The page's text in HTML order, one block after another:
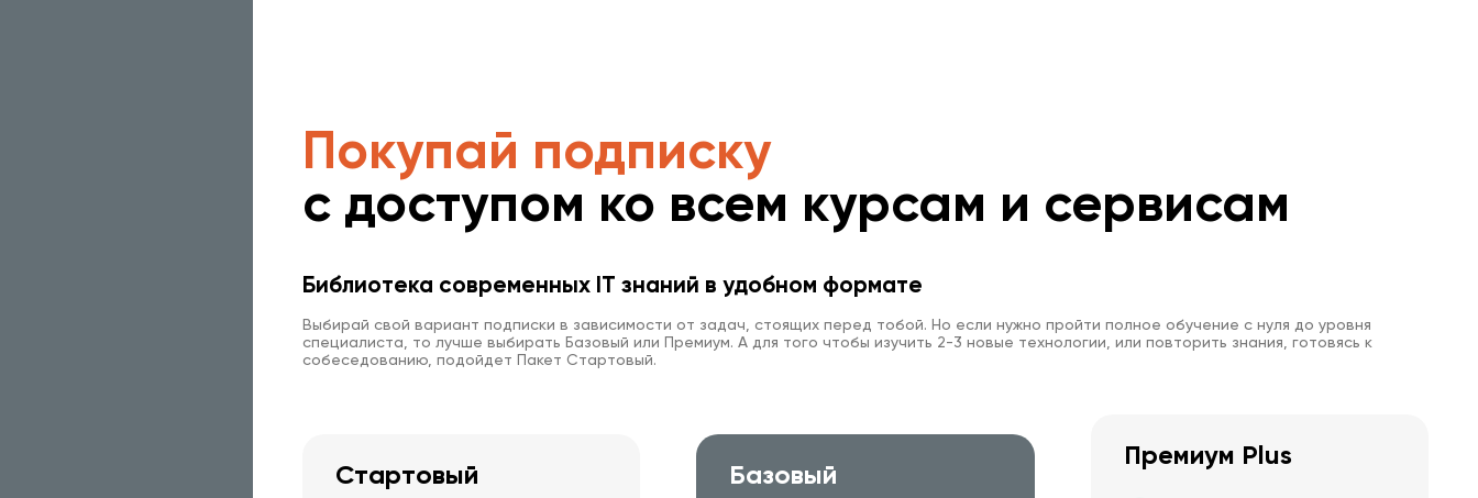
Покупай подписку
с доступом ко всем курсам и сервисам
Библиотека современных IT знаний в удобном формате
Выбирай свой вариант подписки в зависимости от задач, стоящих перед тобой. Но если нужно пройти полное обучение с нуля до уровня
специалиста, то лучше выбирать Базовый или Премиум. А для того чтобы изучить 2-3 новые технологии, или повторить знания, готовясь к
собеседованию, подойдет Пакет Стартовый.
Стартовый Базовый
Премиум Plus